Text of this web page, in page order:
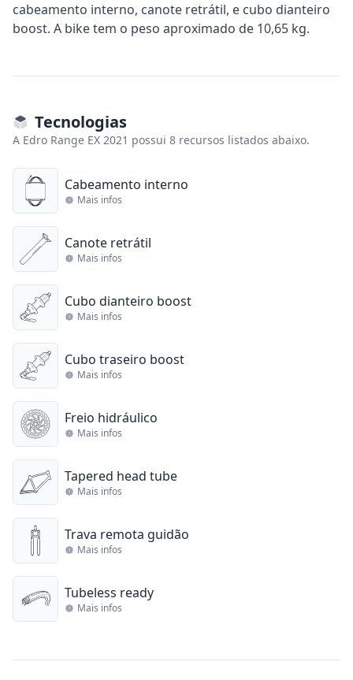
cabeamento interno, canote retrátil, e cubo dianteiro
boost. A bike tem o peso aproximado de 10,65 kg.
Tecnologias
A Edro Range EX 2021 possui 8 recursos listados abaixo.
Cabeamento interno
Mais infos
Canote retrátil
Mais infos
Cubo dianteiro boost
Mais infos
Cubo traseiro boost
Mais infos
Freio hidráulico
Mais infos
Tapered head tube
Mais infos
Trava remota guidão
Mais infos
Tubeless ready
Mais infos